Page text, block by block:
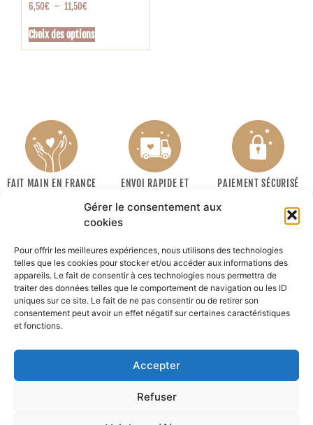
Gérer le consentement aux
cookies
Pour offrir les meilleures expériences, nous utilisons des technologies
telles que les cookies pour stocker et/ou accéder aux informations des
appareils. Le fait de consentir à ces technologies nous permettra de
traiter des données telles que le comportement de navigation ou les ID
uniques sur ce site. Le fait de ne pas consentir ou de retirer son
consentement peut avoir un effet négatif sur certaines caractéristiques
et fonctions.
Accepter
Refuser
6,50€ – 11,50€
Choix des options
FAIT MAIN EN FRANCE
ENVOI RAPIDE ET
PAIEMENT SÉCURISÉ
INFORMATIONS
MON COMPTE